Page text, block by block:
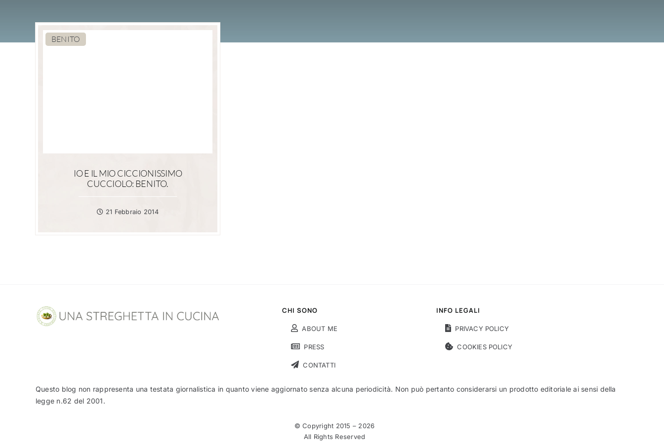
BENITO
IO E IL MIO CICCIONISSIMO
CUCCIOLO: BENITO.
21 Febbraio 2014
CHI SONO
ABOUT ME
PRESS
CONTATTI
INFO LEGALI
PRIVACY POLICY
COOKIES POLICY
Questo blog non rappresenta una testata giornalistica in quanto viene aggiornato senza alcuna periodicità. Non può pertanto considerarsi un prodotto editoriale ai sensi della
legge n.62 del 2001.
© Copyright 2015 – 2026
All Rights Reserved